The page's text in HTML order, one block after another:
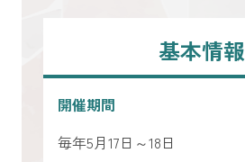
基本情報
開催期間
毎年5月17日～18日